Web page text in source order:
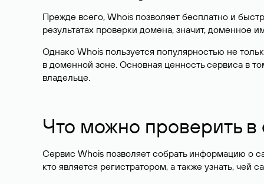
Прежде всего, Whois позволяет бесплатно и
результатах проверки домена, значит,
Однако Whois пользуется популярностью не
в доменной зоне. Основная ценность сервиса в
владельце.
Что можно проверить
Сервис Whois позволяет собрать информацию о
кто является регистратором, а также узнать, чей